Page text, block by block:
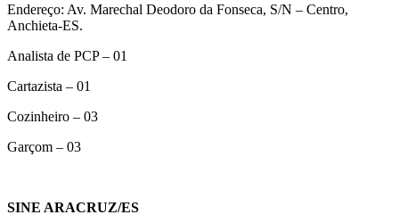
Endereço: Av. Marechal Deodoro da Fonseca, S/N – Centro,
Anchieta-ES.
Analista de PCP – 01
Cartazista – 01
Cozinheiro – 03
Garçom – 03
SINE ARACRUZ/ES